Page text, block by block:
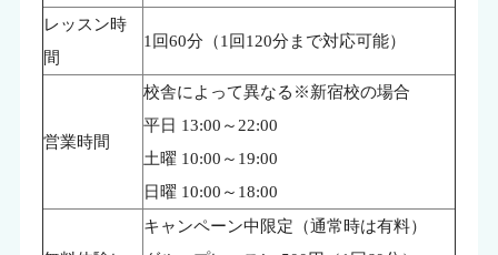
レッスン時
間
1回60分（1回120分まで対応可能）
営業時間
校舎によって異なる※新宿校の場合
平日 13:00～22:00
土曜 10:00～19:00
日曜 10:00～18:00
キャンペーン中限定（通常時は有料）